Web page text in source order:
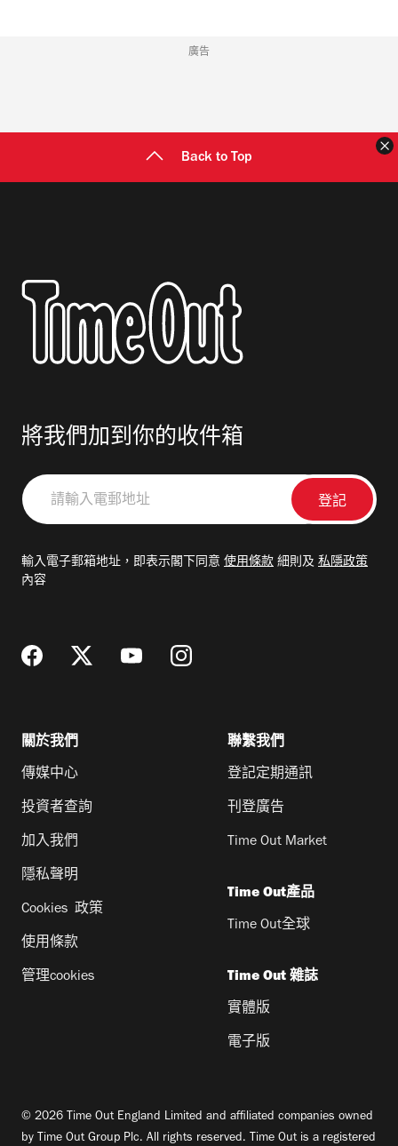
廣告
Back to Top
將我們加到你的收件箱
請
輸
郵
輸入電子郵箱地址，即表示閣下同意 使用條款 細則及 私隱政策
內容
關於我們
傳媒中心
投資者查詢
加入我們
隱私聲明
Cookies 政策
使用條款
管理cookies
聯繫我們
登記定期通訊
刊登廣告
Time Out Market
Time Out產品
Time Out全球
Time Out 雜誌
實體版
電子版
© 2026 Time Out England Limited and affiliated companies owned
by Time Out Group Plc. All rights reserved. Time Out is a registered